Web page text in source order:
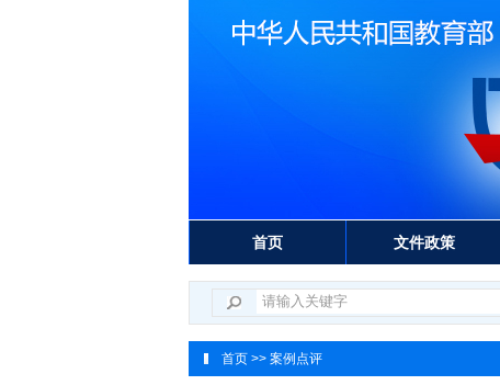
首页 文件政策
首页 >> 案例点评